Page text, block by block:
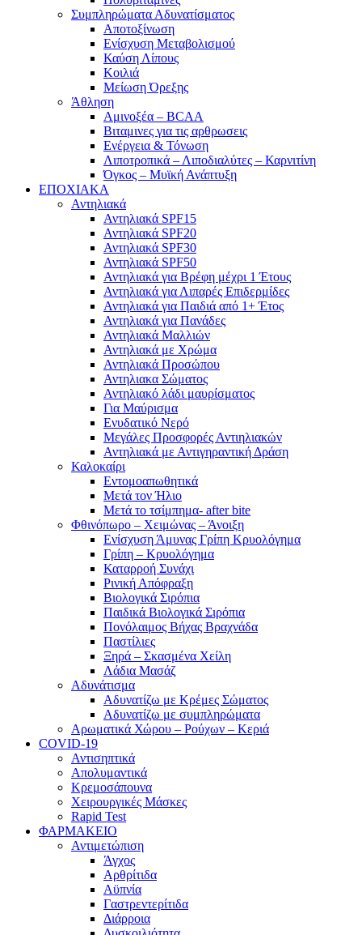
Συμπληρώματα Αδυνατίσματος
Αποτοξίνωση
Ενίσχυση Μεταβολισμού
Καύση Λίπους
Κοιλιά
Μείωση Όρεξης
Άθληση
Αμινοξέα – BCAA
Βιταμινες για τις αρθρωσεις
Ενέργεια & Τόνωση
Λιποτροπικά – Λιποδιαλύτες – Καρνιτίνη
Όγκος – Μυϊκή Ανάπτυξη
ΕΠΟΧΙΑΚΑ
Αντηλιακά
Αντηλιακά SPF15
Αντηλιακά SPF20
Αντηλιακά SPF30
Αντηλιακά SPF50
Αντηλιακά για Βρέφη μέχρι 1 Έτους
Αντηλιακά για Λιπαρές Επιδερμίδες
Αντηλιακά για Παιδιά από 1+ Έτος
Αντηλιακά για Πανάδες
Αντηλιακά Μαλλιών
Αντηλιακά με Χρώμα
Αντηλιακά Προσώπου
Αντηλιακα Σώματος
Αντηλιακό λάδι μαυρίσματος
Για Μαύρισμα
Ενυδατικό Νερό
Μεγάλες Προσφορές Αντιηλιακών
Αντηλιακά με Αντιγηραντική Δράση
Καλοκαίρι
Εντομοαπωθητικά
Μετά τον Ήλιο
Μετά το τσίμπημα- after bite
Φθινόπωρο – Χειμώνας – Άνοιξη
Ενίσχυση Άμυνας Γρίπη Κρυολόγημα
Γρίπη – Κρυολόγημα
Καταρροή Συνάχι
Ρινική Απόφραξη
Βιολογικά Σιρόπια
Παιδικά Βιολογικά Σιρόπια
Πονόλαιμος Βήχας Βραχνάδα
Παστίλιες
Ξηρά – Σκασμένα Χείλη
Λάδια Μασάζ
Αδυνάτισμα
Αδυνατίζω με Κρέμες Σώματος
Αδυνατίζω με συμπληρώματα
Αρωματικά Χώρου – Ρούχων – Κεριά
COVID-19
Αντισηπτικά
Απολυμαντικά
Κρεμοσάπουνα
Χειρουργικές Μάσκες
Rapid Test
ΦΑΡΜΑΚΕΙΟ
Αντιμετώπιση
Άγχος
Αρθρίτιδα
Αϋπνία
Γαστρεντερίτιδα
Διάρροια